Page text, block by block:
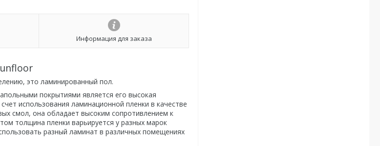
Информация для заказа
это ламинированный пол.
покрытиями является его высокая
использования ламинационной пленки в качестве
смол, она обладает высоким сопротивлением к
толщина пленки варьируется у разных марок
разный ламинат в различных помещениях